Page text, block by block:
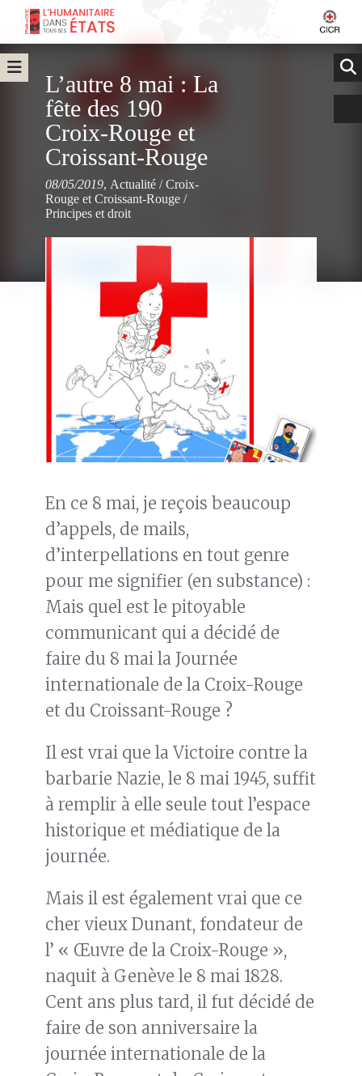
L’autre 8 mai : La
fête des 190
Croix-Rouge et
Croissant-Rouge
08/05/2019, Actualité /Croix-
Rouge et Croissant-Rouge /
Principes et droit
En ce 8 mai, je reçois beaucoup
d’appels, de mails,
d’interpellations en tout genre
pour me signifier (en substance) :
Mais quel est le pitoyable
communicant qui a décidé de
faire du 8 mai la Journée
internationale de la Croix-Rouge
et du Croissant-Rouge ?
Il est vrai que la Victoire contre la
barbarie Nazie, le 8 mai 1945, suffit
à remplir à elle seule tout l’espace
historique et médiatique de la
journée.
Mais il est également vrai que ce
cher vieux Dunant, fondateur de
l’ « Œuvre de la Croix-Rouge »,
naquit à Genève le 8 mai 1828.
Cent ans plus tard, il fut décidé de
faire de son anniversaire la
journée internationale de la